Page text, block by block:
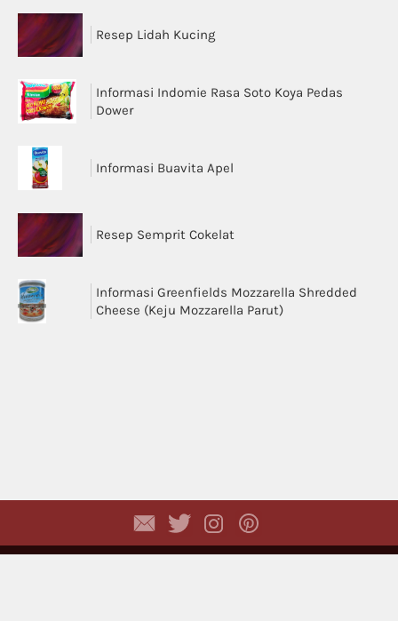
Resep Lidah Kucing
Informasi Indomie Rasa Soto Koya Pedas
Dower
Informasi Buavita Apel
Resep Semprit Cokelat
Informasi Greenfields Mozzarella Shredded
Cheese (Keju Mozzarella Parut)